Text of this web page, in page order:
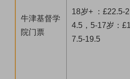
牛津基督学
院门票
18岁+ ：£22.5-2
4.5，5-17岁：£1
7.5-19.5